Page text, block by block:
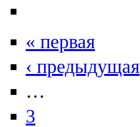
« первая
‹ предыдущая
…
3